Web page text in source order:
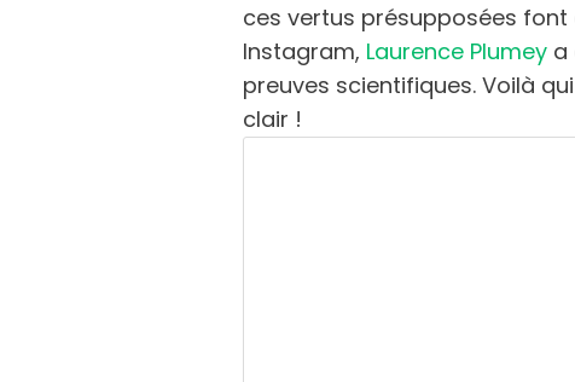
ces vertus présupposées
Instagram, Laurence Plumey a
preuves scientifiques. Voilà
clair !